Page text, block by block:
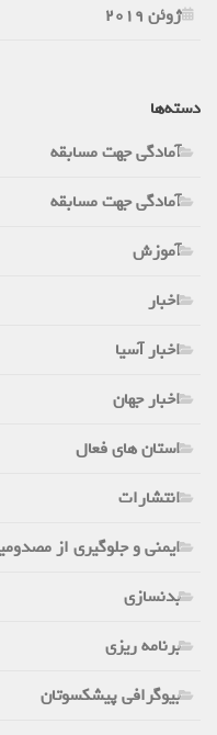
ژوئن 2019
دسته‌ها
آمادگی جهت مسابقه
آمادگی جهت مسابقه
آموزش
اخبار
اخبار آسیا
اخبار جهان
استان های فعال
انتشارات
ایمنی و جلوگیری از مصدومیت
بدنسازی
برنامه ریزی
بیوگرافی پیشکسوتان